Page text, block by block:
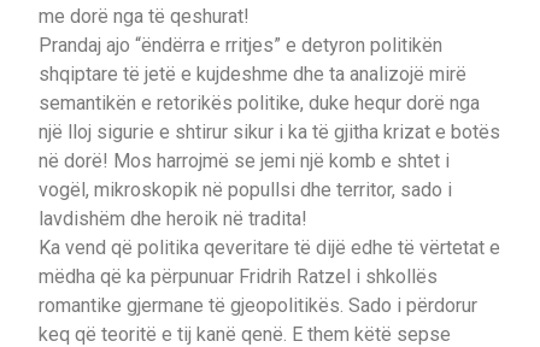
me dorë nga të qeshurat!
Prandaj ajo “ëndërra e rritjes” e detyron politikën
shqiptare të jetë e kujdeshme dhe ta analizojë mirë
semantikën e retorikës politike, duke hequr dorë nga
një lloj sigurie e shtirur sikur i ka të gjitha krizat e botës
në dorë! Mos harrojmë se jemi një komb e shtet i
vogël, mikroskopik në popullsi dhe territor, sado i
lavdishëm dhe heroik në tradita!
Ka vend që politika qeveritare të dijë edhe të vërtetat e
mëdha që ka përpunuar Fridrih Ratzel i shkollës
romantike gjermane të gjeopolitikës. Sado i përdorur
keq që teoritë e tij kanë qenë. E them këtë sepse